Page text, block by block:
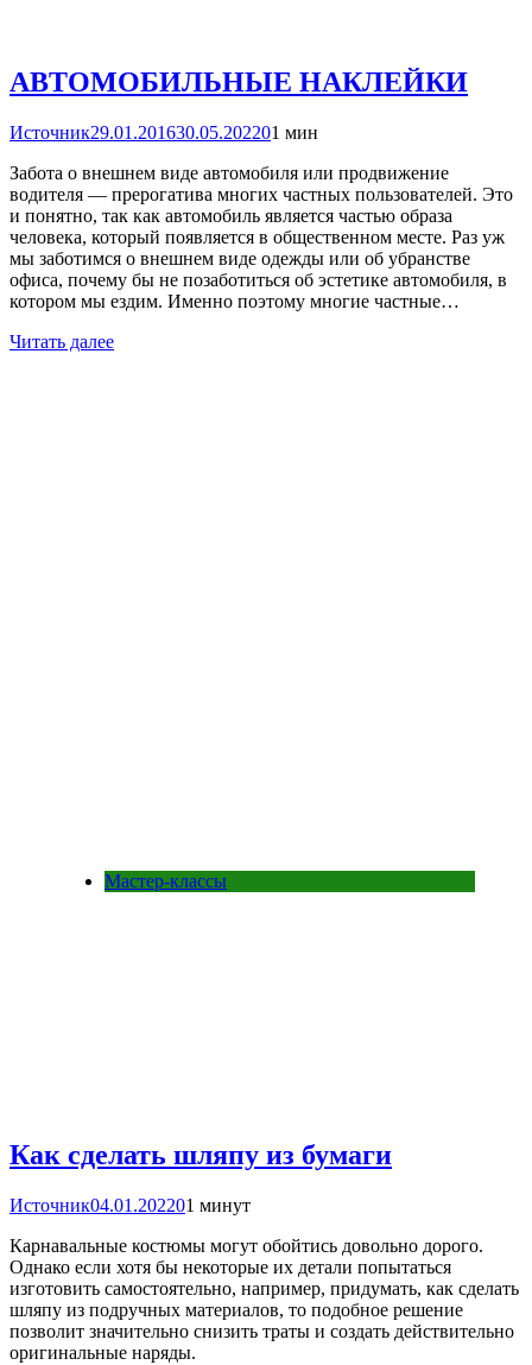
АВТОМОБИЛЬНЫЕ НАКЛЕЙКИ
Источник29.01.201630.05.202201 мин
Забота о внешнем виде автомобиля или продвижение
водителя — прерогатива многих частных пользователей. Это
и понятно, так как автомобиль является частью образа
человека, который появляется в общественном месте. Раз уж
мы заботимся о внешнем виде одежды или об убранстве
офиса, почему бы не позаботиться об эстетике автомобиля, в
котором мы ездим. Именно поэтому многие частные…
Читать далее
Мастер-классы
Как cделать шляпу из бумаги
Источник04.01.202201 минут
Карнавальные костюмы могут обойтись довольно дорого.
Однако если хотя бы некоторые их детали попытаться
изготовить самостоятельно, например, придумать, как сделать
шляпу из подручных материалов, то подобное решение
позволит значительно снизить траты и создать действительно
оригинальные наряды.